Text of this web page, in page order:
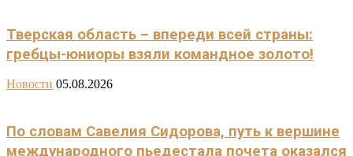
Тверская область – впереди всей страны:
гребцы-юниоры взяли командное золото!
Новости 05.08.2026
По словам Савелия Сидорова, путь к вершине
международного пьедестала почета оказался